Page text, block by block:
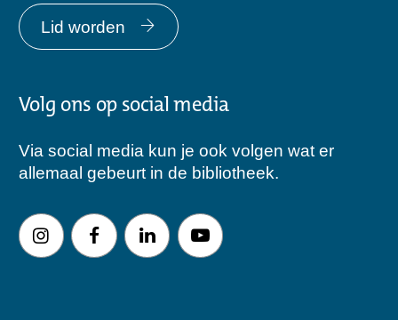
Lid worden
Volg ons op social media
Via social media kun je ook volgen wat er
allemaal gebeurt in de bibliotheek.